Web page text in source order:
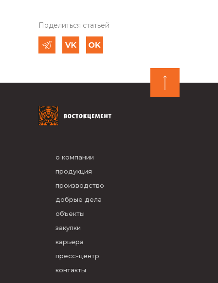
Поделиться статьей
о компании
продукция
производство
добрые дела
объекты
закупки
карьера
пресс-центр
контакты